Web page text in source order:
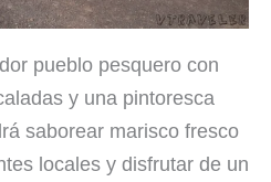
pueblo pesquero con
y una pintoresca
saborear marisco fresco
locales y disfrutar de un